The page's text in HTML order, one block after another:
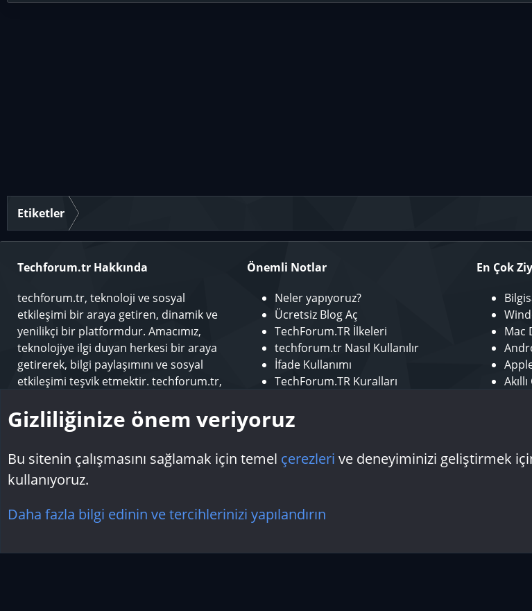
Etiketler
Techforum.tr Hakkında
techforum.tr, teknoloji ve sosyal
etkileşimi bir araya getiren, dinamik ve
yenilikçi bir platformdur. Amacımız,
teknolojiye ilgi duyan herkesi bir araya
getirerek, bilgi paylaşımını ve sosyal
etkileşimi teşvik etmektir. techforum.tr,
sunarak, teknoloji dünyasındaki en son
gelişmeleri takip etme ve öğrenme fırsatı
Önemli Notlar
Neler yapıyoruz?
Ücretsiz Blog Aç
TechForum.TR İlkeleri
techforum.tr Nasıl Kullanılır
İfade Kullanımı
TechForum.TR Kuralları
Moderatör Başvurusu - Bize Katıl
Makale Yazarı Başvurusu
En Çok
Mac
Topluluk platform by TechForumTR
Gizliliğinize önem veriyoruz
Bu sitenin çalışmasını sağlamak için temel çerezleri ve deneyiminizi geliştirmek
kullanıyoruz.
Daha fazla bilgi edinin ve tercihlerinizi yapılandırın